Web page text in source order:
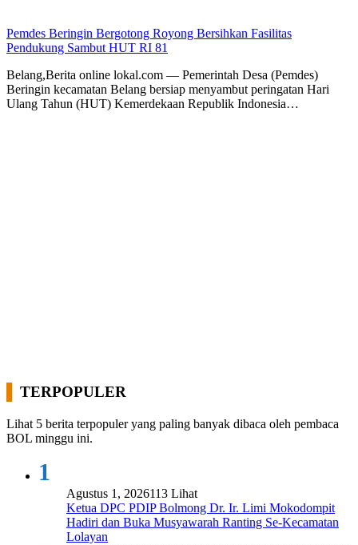
Pemdes Beringin Bergotong Royong Bersihkan Fasilitas
Pendukung Sambut HUT RI 81
Belang,Berita online lokal.com — Pemerintah Desa (Pemdes)
Beringin kecamatan Belang bersiap menyambut peringatan Hari
Ulang Tahun (HUT) Kemerdekaan Republik Indonesia…
TERPOPULER
Lihat 5 berita terpopuler yang paling banyak dibaca oleh pembaca
BOL minggu ini.
1
Agustus 1, 2026113 Lihat
Ketua DPC PDIP Bolmong Dr. Ir. Limi Mokodompit
Hadiri dan Buka Musyawarah Ranting Se-Kecamatan
Lolayan